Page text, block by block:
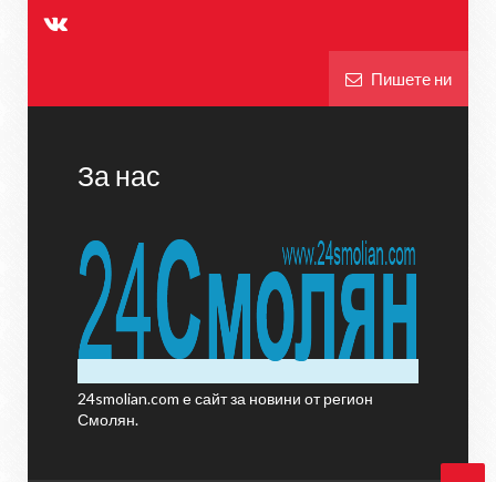
Пишете ни
За нас
24smolian.com е сайт за новини от регион
Смолян.